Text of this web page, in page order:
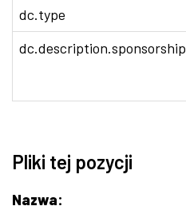
dc.type
dc.description.sponsorship
Pliki tej pozycji
Nazwa: